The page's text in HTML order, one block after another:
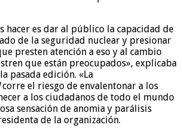
hacer es dar al público la capacidad de
de la seguridad nuclear y presionar
presten atención a eso y al cambio
que están preocupados», explicaba
pasada edición. «La
corre el riesgo de envalentonar a los
a los ciudadanos de todo el mundo
sensación de anomia y parálisis
de la organización.